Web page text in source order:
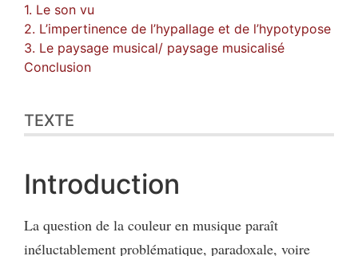
1. Le son vu
2. L’impertinence de l’hypallage et de l’hypotypose
3. Le paysage musical/ paysage musicalisé
Conclusion
TEXTE
Introduction
La question de la couleur en musique paraît
inéluctablement problématique, paradoxale, voire